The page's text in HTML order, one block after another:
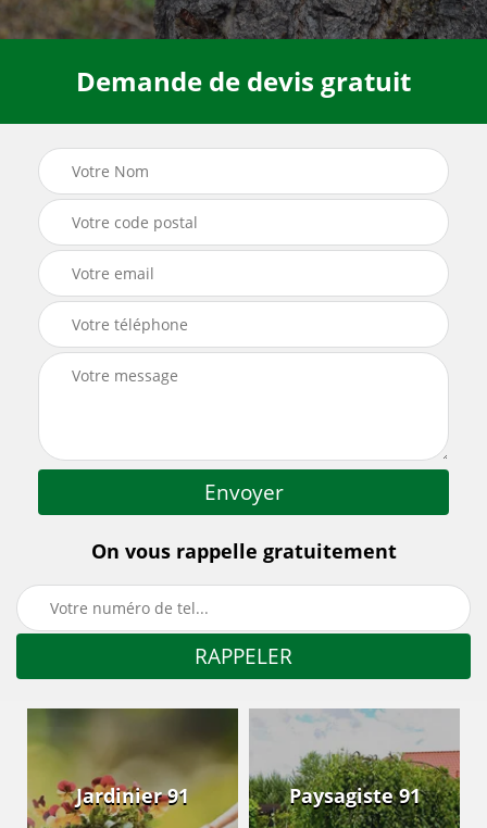
Demande de devis gratuit
On vous rappelle gratuitement
Jardinier 91 Paysagiste 91